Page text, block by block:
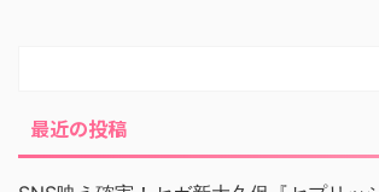
最近の投稿